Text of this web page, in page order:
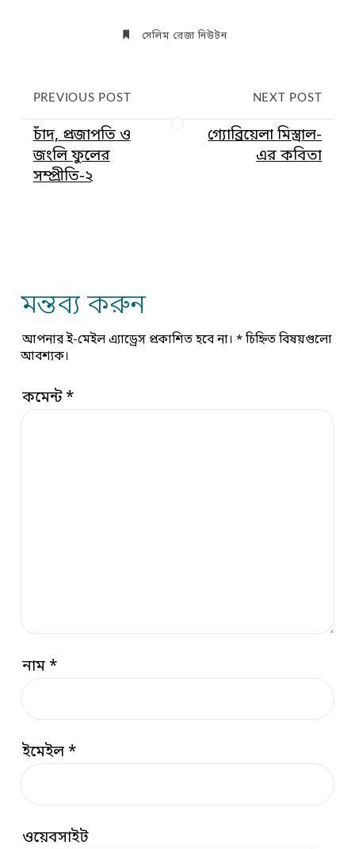
সেলিম রেজা নিউটন
PREVIOUS POST
চাঁদ, প্রজাপতি ও
জংলি ফুলের
সম্প্রীতি-২
NEXT POST
গ্যোব্রিয়েলা মিস্ত্রাল-
এর কবিতা
মন্তব্য করুন
আপনার ই-মেইল এ্যাড্রেস প্রকাশিত হবে না। *চিহ্নিত বিষয়গুলো
আবশ্যক।
কমেন্ট*
নাম*
ইমেইল*
ওয়েবসাইট